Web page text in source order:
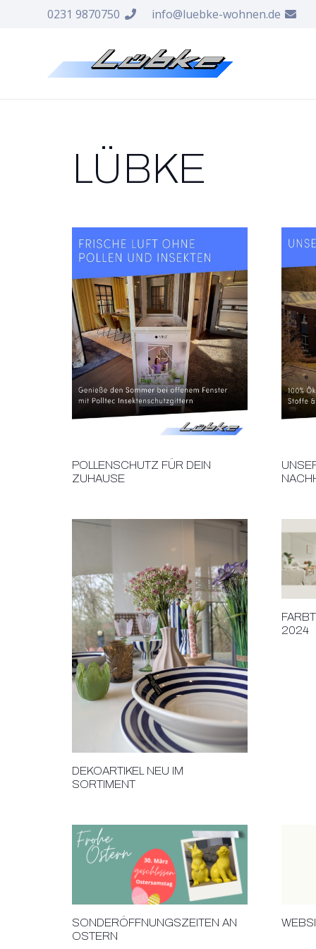
0231 9870750 info@luebke-wohnen.de
LÜBKE
POLLENSCHUTZ FÜR DEIN
ZUHAUSE
DEKOARTIKEL NEU IM
SORTIMENT
2024
SONDERÖFFNUNGSZEITEN AN
OSTERN